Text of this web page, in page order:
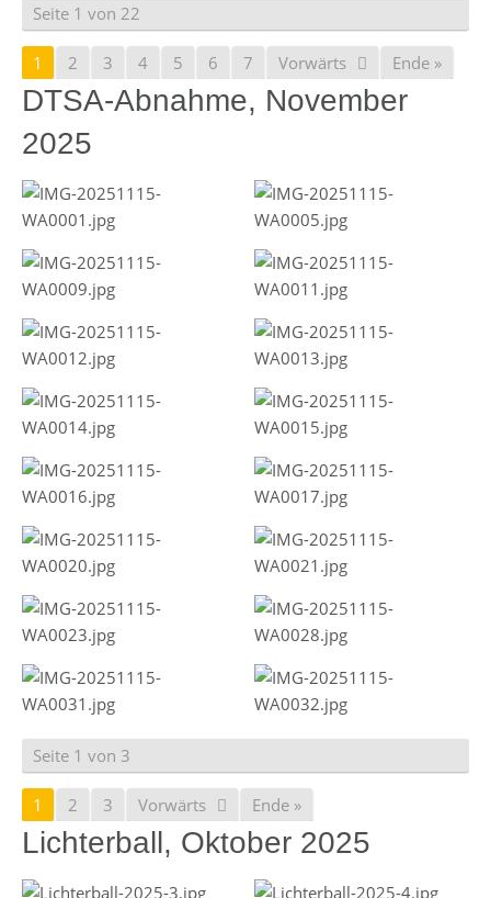
Seite 1 von 22
1 2 3 4 5 6 7 Vorwärts Ende »
DTSA-Abnahme, November
2025
Seite 1 von 3
1 2 3 Vorwärts Ende »
Lichterball, Oktober 2025